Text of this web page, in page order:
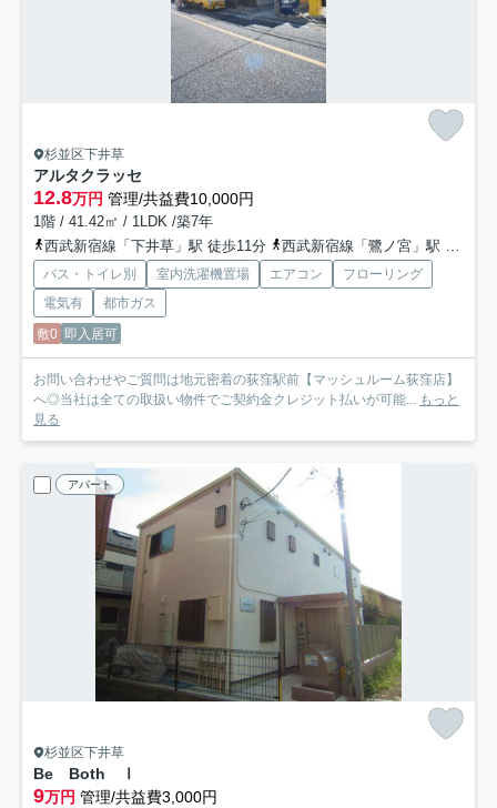
杉並区下井草
アルタクラッセ
12.8万円 管理/共益費10,000円
1階 / 41.42㎡ / 1LDK /築7年
西武新宿線「下井草」駅 徒歩11分
西武新宿線「鷺ノ宮」駅 徒歩17分
バス・トイレ別 室内洗濯機置場 エアコン
フローリング
電気有
都市ガス
敷0 即入居可
お問い合わせやご質問は地元密着の荻窪駅前【マッシュルーム荻窪店】
へ◎当社は全ての取扱い物件でご契約金クレジット払いが可能... もっと
見る
アパート
杉並区下井草
Be Both Ⅰ
9万円 管理/共益費3,000円